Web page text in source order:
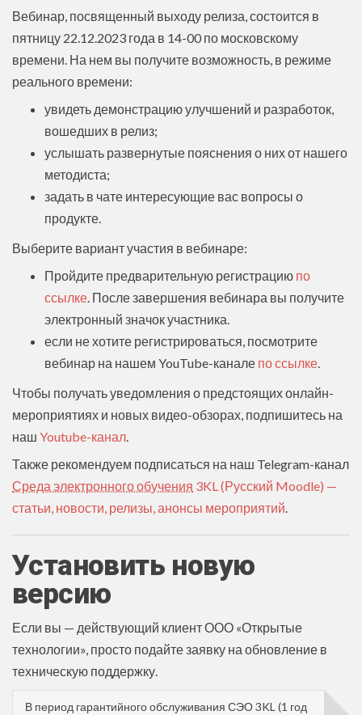
Вебинар, посвященный выходу релиза, состоится в
пятницу 22.12.2023 года в 14-00 по московскому
времени. На нем вы получите возможность, в режиме
реального времени:
увидеть демонстрацию улучшений и разработок,
вошедших в релиз;
услышать развернутые пояснения о них от нашего
методиста;
задать в чате интересующие вас вопросы о
продукте.
Выберите вариант участия в вебинаре:
Пройдите предварительную регистрацию по
ссылке . После завершения вебинара вы получите
электронный значок участника.
если не хотите регистрироваться, посмотрите
вебинар на нашем YouTube-канале по ссылке
Чтобы получать уведомления о предстоящих онлайн-
мероприятиях и новых видео-обзорах, подпишитесь на
наш Youtube-канал
Также рекомендуем подписаться на наш Telegram-канал
Среда электронного обучения 3KL (Русский Moodle) —
статьи, новости, релизы, анонсы мероприятий
Установить новую
версию
Если вы — действующий клиент ООО «Открытые
технологии», просто подайте заявку на обновление в
техническую поддержку.
В период гарантийного обслуживания СЭО 3KL (1 год